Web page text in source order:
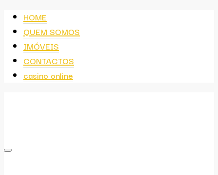
HOME
QUEM SOMOS
IMÓVEIS
CONTACTOS
casino online